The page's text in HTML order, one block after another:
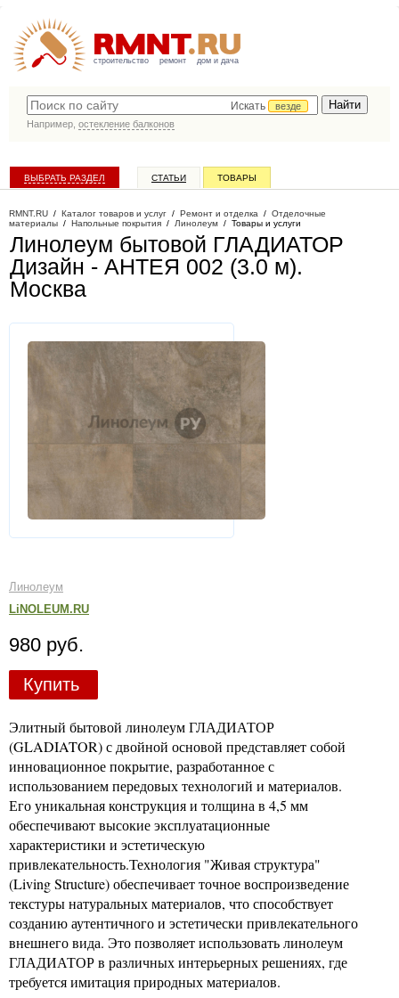
строительство ремонт дом и дача
Искать
везде
Например, остекление балконов
ВЫБРАТЬ РАЗДЕЛ СТАТЬИ ТОВАРЫ
RMNT.RU / Каталог товаров и услуг / Ремонт и отделка / Отделочные
материалы / Напольные покрытия / Линолеум / Товары и услуги
Линолеум бытовой ГЛАДИАТОР
Дизайн - АНТЕЯ 002 (3.0 м).
Москва
Линолеум
LiNOLEUM.RU
980 руб.
Купить
Элитный бытовой линолеум ГЛАДИАТОР
(GLADIATOR) с двойной основой представляет собой
инновационное покрытие, разработанное с
использованием передовых технологий и материалов.
Его уникальная конструкция и толщина в 4,5 мм
обеспечивают высокие эксплуатационные
характеристики и эстетическую
привлекательность.Технология "Живая структура"
(Living Structure) обеспечивает точное воспроизведение
текстуры натуральных материалов, что способствует
созданию аутентичного и эстетически привлекательного
внешнего вида. Это позволяет использовать линолеум
ГЛАДИАТОР в различных интерьерных решениях, где
требуется имитация природных материалов.